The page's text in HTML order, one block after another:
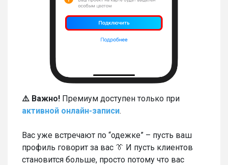
⚠️ Важно! Премиум доступен только при
активной онлайн-записи.
Вас уже встречают по “одежке” – пусть ваш
профиль говорит за вас 👔 И пусть клиентов
становится больше, просто потому что вас